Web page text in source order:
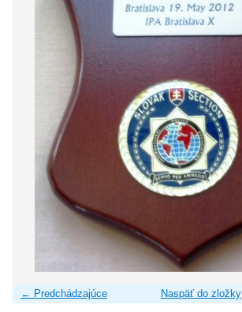
← Predchádzajúce Naspäť do zložky